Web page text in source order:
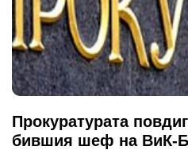
Прокуратурата
бившия шеф на ВиК-